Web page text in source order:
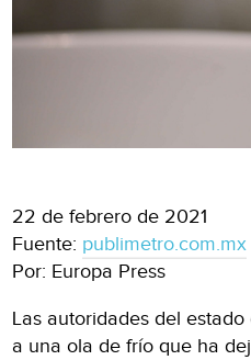
22 de febrero de 2021
Fuente: publimetro.com.mx
Por: Europa Press
Las autoridades del
a una ola de frío que ha